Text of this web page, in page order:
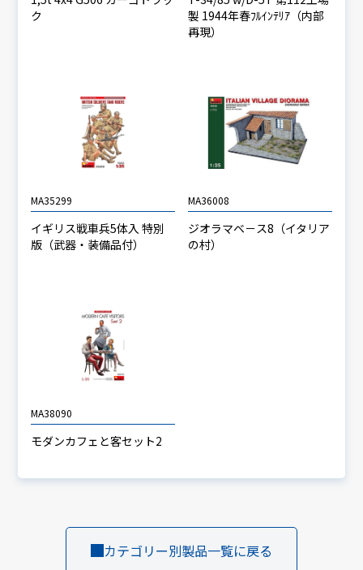
ク
製 1944年春ﾌﾙｲﾝﾃﾘｱ（内部
再現）
MA35299
イギリス戦車兵5体入 特別
版（武器・装備品付）
MA36008
ジオラマベ－ス8（イタリア
の村）
MA38090
モダンカフェと客セット2
カテゴリー別製品一覧に戻る